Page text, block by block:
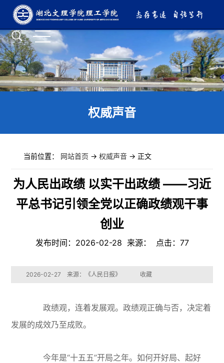
权威声音
当前位置： 网站首页 ->权威声音 -> 正文
为人民出政绩 以实干出政绩 ——习近
平总书记引领全党以正确政绩观干事
创业
发布时间：2026-02-28 来源： 点击： 77
2026-02-27 来源：《人民日报》 收藏
政绩观，连着发展观。政绩观正确与否，决定着
发展的成效乃至成败。
今年是“十五五”开局之年。如何开好局、起好